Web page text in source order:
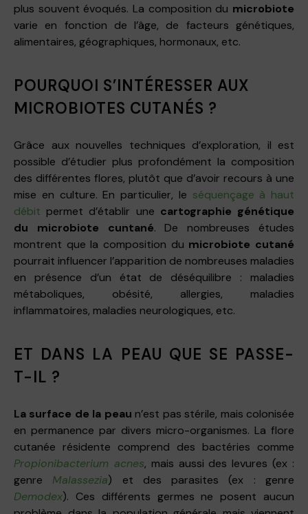
plus souvent évoqués. La composition du microbiote
varie en fonction de l’âge, de facteurs génétiques,
alimentaires, géographiques, hormonaux, etc.
POURQUOI S’INTÉRESSER AUX
MICROBIOTES CUTANÉS ?
Grâce aux nouvelles techniques d’exploration, il est
possible d’étudier plus profondément la composition
des différentes flores, plutôt que d’avoir recours à une
mise en culture. En particulier, le séquençage à haut
débit permet d’établir une cartographie génétique
du microbiote cuntané. De nombreuses études
montrent que la composition du microbiote cutané
pourrait influencer l’apparition de nombreuses maladies
en présence d’un état de déséquilibre : maladies
métaboliques, obésité, allergies, maladies
inflammatoires, maladies neurologiques, etc.
ET DANS LA PEAU QUE SE PASSE-
T-IL ?
La surface de la peau n’est pas stérile, mais colonisée
en permanence par divers micro-organismes. La flore
cutanée résidente comprend des bactéries comme
Propionibacterium acnes, mais aussi des levures (ex :
genre Malassezia) et des parasites (ex : genre
Demodex). Ces différents germes ne posent aucun